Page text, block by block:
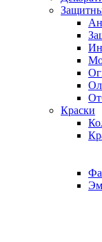
Краски